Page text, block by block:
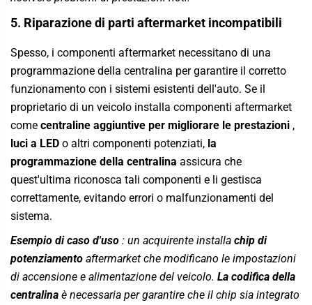
5. Riparazione di parti aftermarket incompatibili
Spesso, i componenti aftermarket necessitano di una
programmazione della centralina per garantire il corretto
funzionamento con i sistemi esistenti dell'auto. Se il
proprietario di un veicolo installa componenti aftermarket
come centraline aggiuntive per migliorare le prestazioni ,
luci a LED o altri componenti potenziati, la
programmazione della centralina assicura che
quest'ultima riconosca tali componenti e li gestisca
correttamente, evitando errori o malfunzionamenti del
sistema.
Esempio di caso d'uso : un acquirente installa chip di
potenziamento aftermarket che modificano le impostazioni
di accensione e alimentazione del veicolo. La codifica della
centralina è necessaria per garantire che il chip sia integrato